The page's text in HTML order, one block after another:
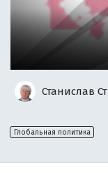
Станислав
Глобальная политика